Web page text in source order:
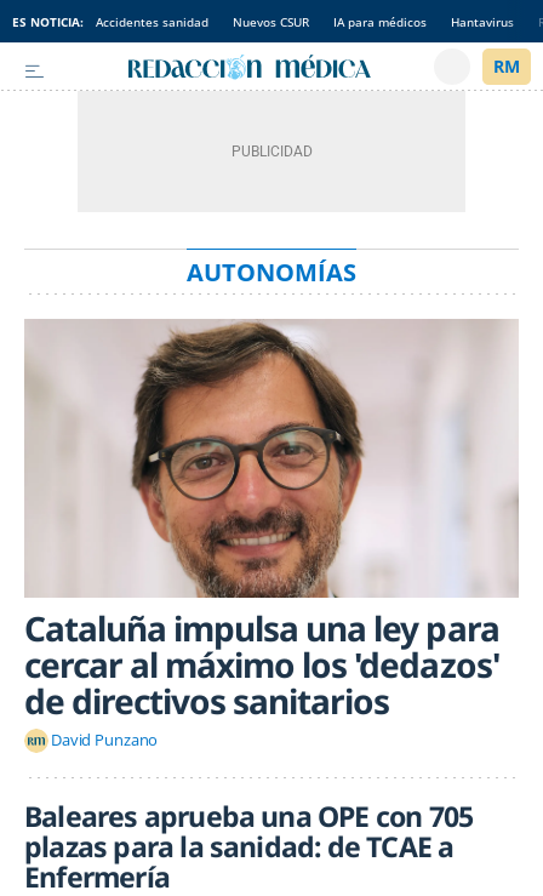
ES NOTICIA: Accidentes sanidad Nuevos CSUR IA para médicos Hantavirus
AUTONOMÍAS
Cataluña impulsa una ley para
cercar al máximo los 'dedazos'
de directivos sanitarios
David Punzano
Baleares aprueba una OPE con 705
plazas para la sanidad: de TCAE a
Enfermería